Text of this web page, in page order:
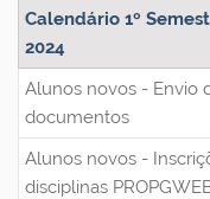
Calendário 1º
2024
Alunos novos - Envio
documentos
Alunos novos -
disciplinas